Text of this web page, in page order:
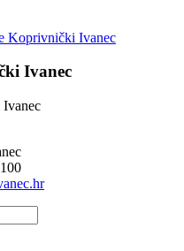
Koprivnički Ivanec
Ivanec